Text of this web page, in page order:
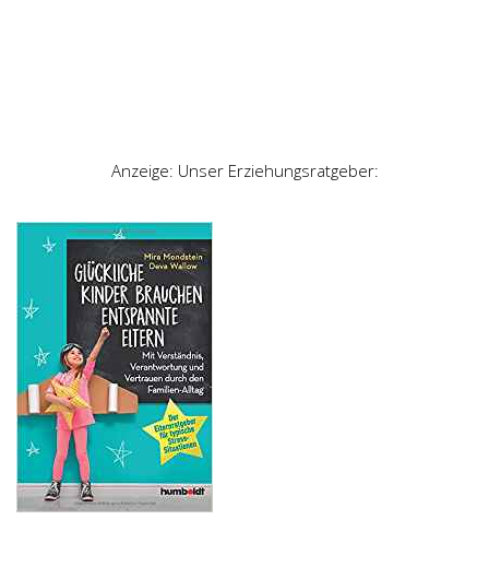
Anzeige: Unser Erziehungsratgeber: